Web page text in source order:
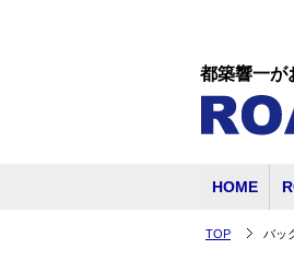
都築響一が
HOME
TOP バッ